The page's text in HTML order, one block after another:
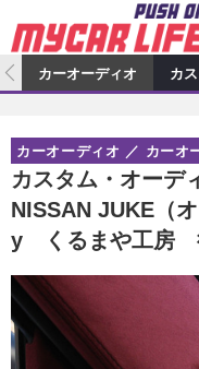
カーオーディオ
プロショップ検索
カーオーディオニュー
その他
カスタマイズ特集記事
カスタマイズニュース
カーグッズ
カーグッズ特集記事
カーグッズニュース
自動車
カーオーディオ カ
カスタム・オーデ
NISSAN JUKE（
y くるまや工房
カーオーディオ カーオ